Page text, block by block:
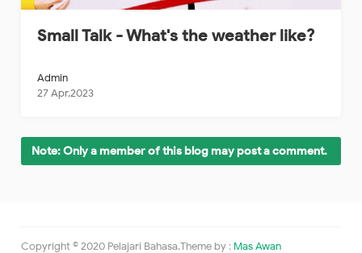
Small Talk - What's the weather like?
Admin
27 Apr,2023
Note: Only a member of this blog may post a comment.
Copyright © 2020 Pelajari Bahasa.Theme by : Mas Awan